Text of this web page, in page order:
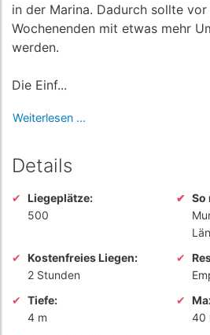
in der Marina. Dadurch sollte
Wochenenden mit etwas mehr
werden.
Die Einf...
Weiterlesen ...
Details
Liegeplätze:
500
So
Kostenfreies Liegen:
2 Stunden
Tiefe:
4 m
40